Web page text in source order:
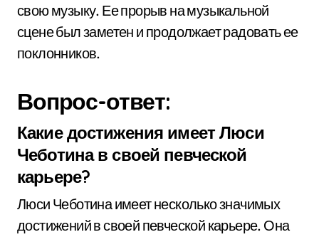
свою музыку. Ее прорыв на музыкальной
сцене был заметен и продолжает радовать ее
поклонников.
Вопрос-ответ:
Какие достижения имеет Люси
Чеботина в своей певческой
карьере?
Люси Чеботина имеет несколько значимых
достижений в своей певческой карьере. Она